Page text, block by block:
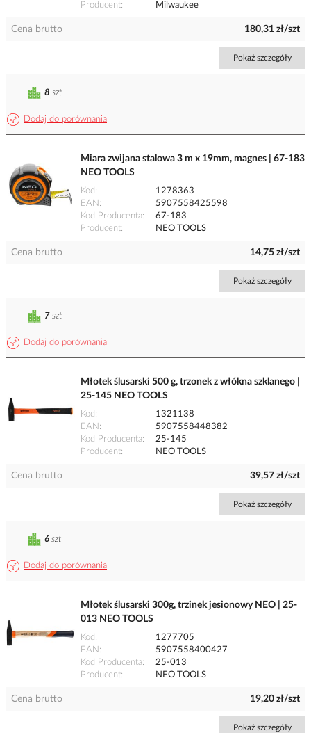
Producent
Milwaukee
Cena brutto 180,31 zł/szt
Pokaż szczegóły
Dodaj do porównania
8 szt
Miara zwijana stalowa 3 m x 19mm, magnes | 67-183
NEO TOOLS
Kod
1278363
EAN
5907558425598
Kod Producenta
67-183
Producent
NEO TOOLS
Cena brutto 14,75 zł/szt
Pokaż szczegóły
Dodaj do porównania
7 szt
Młotek ślusarski 500 g, trzonek z włókna szklanego |
25-145 NEO TOOLS
Kod
1321138
EAN
5907558448382
Kod Producenta
25-145
Producent
NEO TOOLS
Cena brutto 39,57 zł/szt
Pokaż szczegóły
Dodaj do porównania
6 szt
Młotek ślusarski 300g, trzinek jesionowy NEO | 25-
013 NEO TOOLS
Kod
1277705
EAN
5907558400427
Kod Producenta
25-013
Producent
NEO TOOLS
Cena brutto 19,20 zł/szt
Pokaż szczegóły